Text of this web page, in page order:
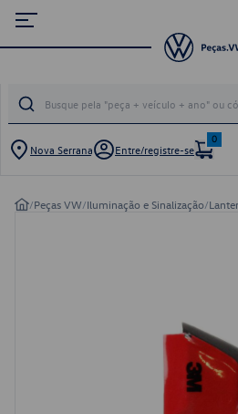
Nova Serrana Entre/registre-se
0
/Peças VW/Iluminação e Sinalização/